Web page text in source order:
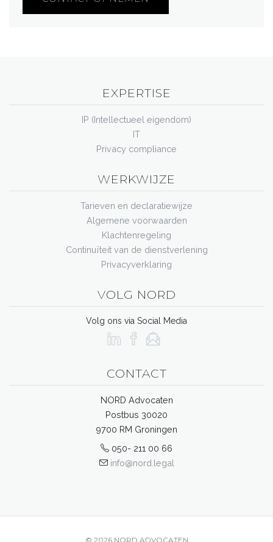
EXPERTISE
IP (Intellectueel eigendom)
IT
Privacy compliance
WERKWIJZE
Tarieven en declaratiewijze
Algemene voorwaarden
Klachtenregeling
Continuïteit van de dienstverlening
Privacyverklaring
VOLG NORD
Volg ons via Social Media
CONTACT
NORD Advocaten
Postbus 30020
9700 RM Groningen
050- 211 00 66
info@nord.legal
© 2026 NORD ADVOCATEN